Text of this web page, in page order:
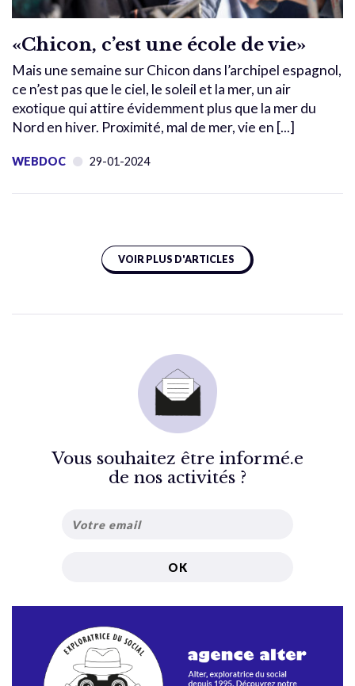
«Chicon, c’est une école de vie»
Mais une semaine sur Chicon dans l’archipel espagnol,
ce n’est pas que le ciel, le soleil et la mer, un air
exotique qui attire évidemment plus que la mer du
Nord en hiver. Proximité, mal de mer, vie en [...]
WEBDOC 29-01-2024
VOIR PLUS D'ARTICLES
Vous souhaitez être informé.e
de nos activités ?